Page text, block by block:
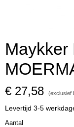
Maykker
€ 27,58 (exclusief
Levertijd 3-5
Aantal